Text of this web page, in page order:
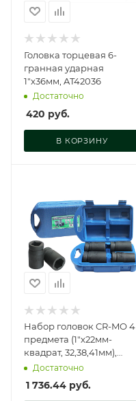
Головка торцевая 6-
гранная ударная
1"х36мм, AT42036
Достаточно
420 руб.
В КОРЗИНУ
Набор головок CR-MO 4
предмета (1"х22мм-
квадрат, 32,38,41мм),
AT42163
Достаточно
1 736.44 руб.